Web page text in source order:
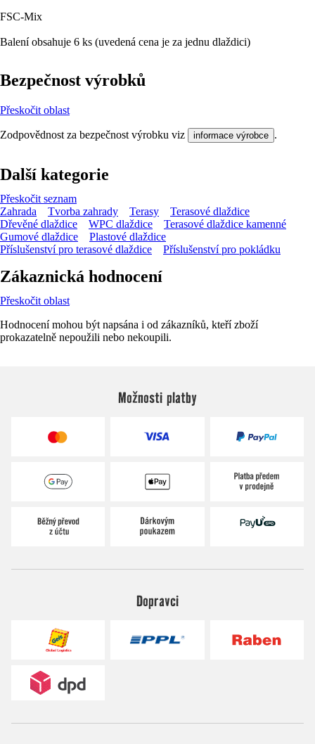
FSC-Mix
Balení obsahuje 6 ks (uvedená cena je za jednu dlaždici)
Bezpečnost výrobků
Přeskočit oblast
Zodpovědnost za bezpečnost výrobku viz informace výrobce .
Další kategorie
Přeskočit seznam
Zahrada
Tvorba zahrady Terasy
Terasové dlaždice
Dřevěné dlaždice
WPC dlaždice
Terasové dlaždice kamenné
Gumové dlaždice
Plastové dlaždice
Příslušenství pro terasové dlaždice
Příslušenství pro pokládku
Zákaznická hodnocení
Přeskočit oblast
Hodnocení mohou být napsána i od zákazníků, kteří zboží
prokazatelně nepoužili nebo nekoupili.
Možnosti platby
Dopravci